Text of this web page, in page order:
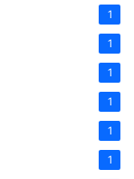
1
1
1
1
1
1